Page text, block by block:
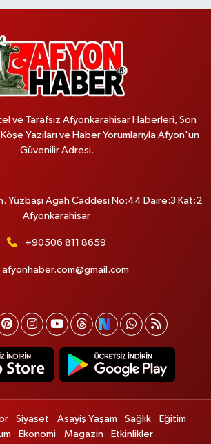
ve Tarafsız Afyonkarahisar Haberleri, Son
Yazıları ve Haber Yorumlarıyla Afyon'un
Güvenilir Adresi.
Yüzbaşı Agah Caddesi No:44 Daire:3 Kat:2
Afyonkarahisar
+90506 811 8659
afyonhaber.com@gmail.com
Siyaset Asayiş Yaşam Sağlık
Eğitim
Ekonomi Magazin Etkinlikler